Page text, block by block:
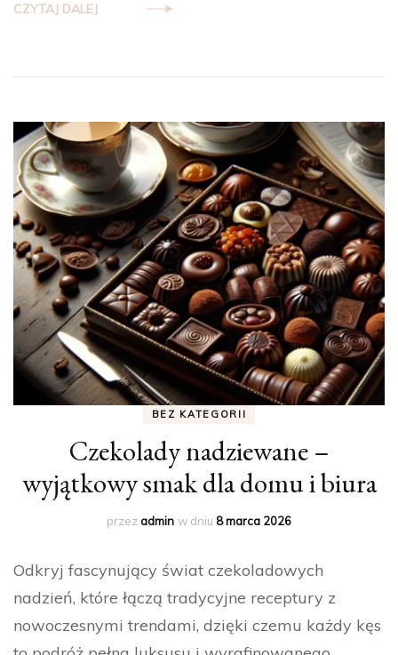
CZYTAJ DALEJ
BEZ KATEGORII
Czekolady nadziewane –
wyjątkowy smak dla domu i biura
przezadmin w dniu 8 marca 2026
Odkryj fascynujący świat czekoladowych
nadzień, które łączą tradycyjne receptury z
nowoczesnymi trendami, dzięki czemu każdy kęs